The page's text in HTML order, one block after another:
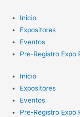
contenido
Inicio
Expositores
Eventos
Pre-Registro Expo
Inicio
Expositores
Eventos
Pre-Registro Expo